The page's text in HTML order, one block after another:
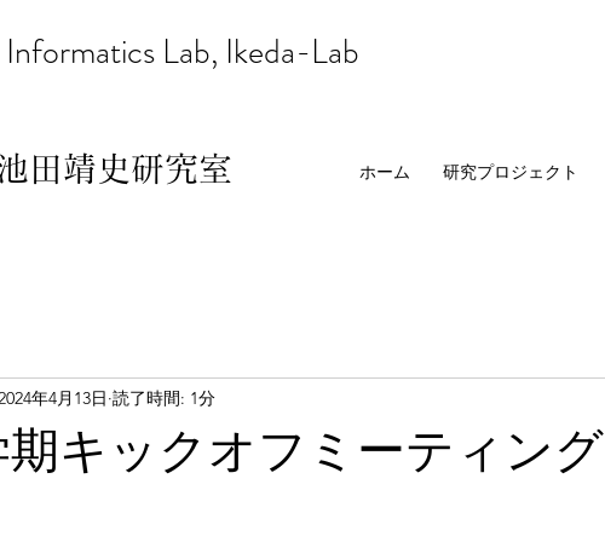
Lab, Ikeda-Lab
田靖史研究室 ホーム 研究プロジェクト
キックオフミーティング
2024年4月13日 読了時間: 1分